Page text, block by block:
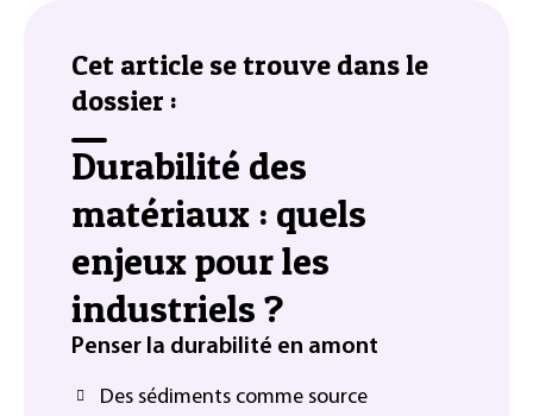
Cet article se trouve dans le
dossier :
Durabilité des
matériaux : quels
enjeux pour les
industriels ?
Penser la durabilité en amont
Des sédiments comme source